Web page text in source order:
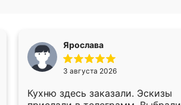
Ярослава
3 августа 2026
Кухню здесь заказали. Эскизы